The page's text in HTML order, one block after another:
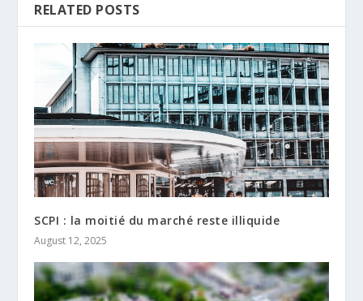
RELATED POSTS
SCPI : la moitié du marché reste illiquide
August 12, 2025